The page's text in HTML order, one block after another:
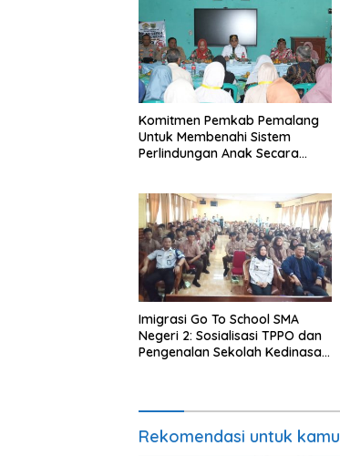
Komitmen Pemkab Pemalang
Untuk Membenahi Sistem
Perlindungan Anak Secara
Imigrasi Go To School SMA
Negeri 2: Sosialisasi TPPO dan
Pengenalan Sekolah Kedinasan
Rekomendasi untuk kamu